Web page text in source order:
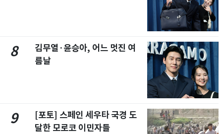
8
김무열·윤승아, 어느 멋진 여
름날
9
[포토] 스페인 세우타 국경 도
달한 모로코 이민자들